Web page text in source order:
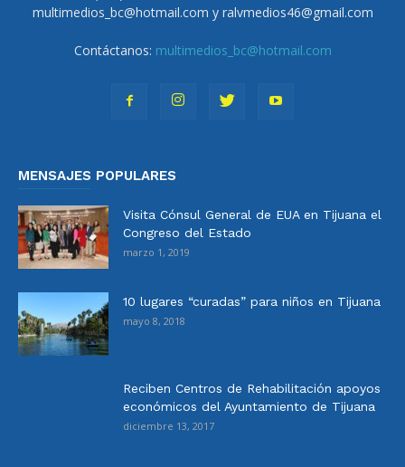
multimedios_bc@hotmail.com y ralvmedios46@gmail.com
Contáctanos: multimedios_bc@hotmail.com
MENSAJES POPULARES
Visita Cónsul General de EUA en Tijuana el
Congreso del Estado
marzo 1, 2019
10 lugares “curadas” para niños en Tijuana
mayo 8, 2018
Reciben Centros de Rehabilitación apoyos
económicos del Ayuntamiento de Tijuana
diciembre 13, 2017